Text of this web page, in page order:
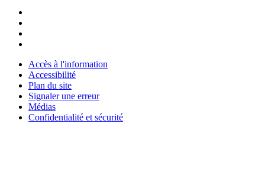
Accès à l'information
Accessibilité
Plan du site
Signaler une erreur
Médias
Confidentialité et sécurité